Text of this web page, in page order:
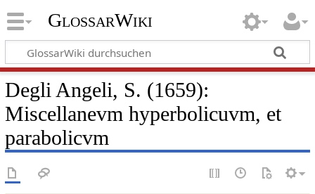
GlossarWiki
Degli Angeli, S. (1659):
Miscellanevm hyperbolicuvm, et
parabolicvm